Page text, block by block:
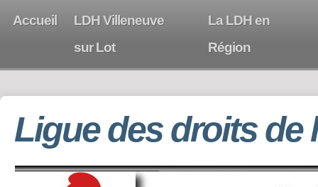
Accueil
LDH Villeneuve
sur Lot
La LDH en
Région
Ligue des droits de